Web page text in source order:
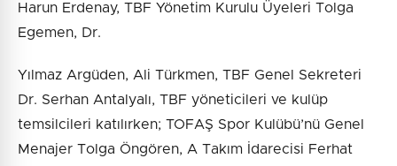
Harun Erdenay, TBF Yönetim Kurulu Üyeleri Tolga
Egemen, Dr.
Yılmaz Argüden, Ali Türkmen, TBF Genel Sekreteri
Dr. Serhan Antalyalı, TBF yöneticileri ve kulüp
temsilcileri katılırken; TOFAŞ Spor Kulübü’nü Genel
Menajer Tolga Öngören, A Takım İdarecisi Ferhat